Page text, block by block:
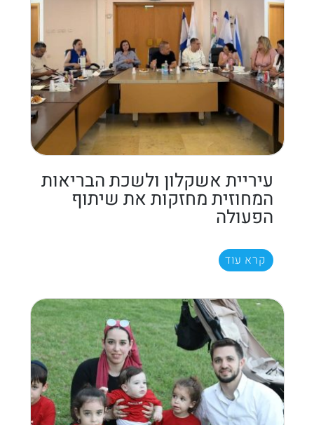
עיריית אשקלון ולשכת הבריאות
המחוזית מחזקות את שיתוף
הפעולה
קרא עוד